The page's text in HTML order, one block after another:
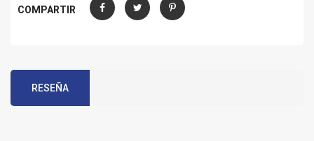
COMPARTIR
CompartirTuitear Pinterest
RESEÑA